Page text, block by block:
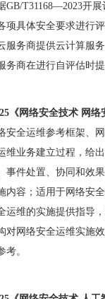
GB/T31168—2023开展
项具体安全要求进行
服务商提供云计算服
务商在进行自评估时提
《网络安全技术 网络
安全运维参考框架、
维业务建立过程，给
事件处置、协同和效
内容；适用于网络安
运维的实施提供指导
对网络安全运维实施
考。